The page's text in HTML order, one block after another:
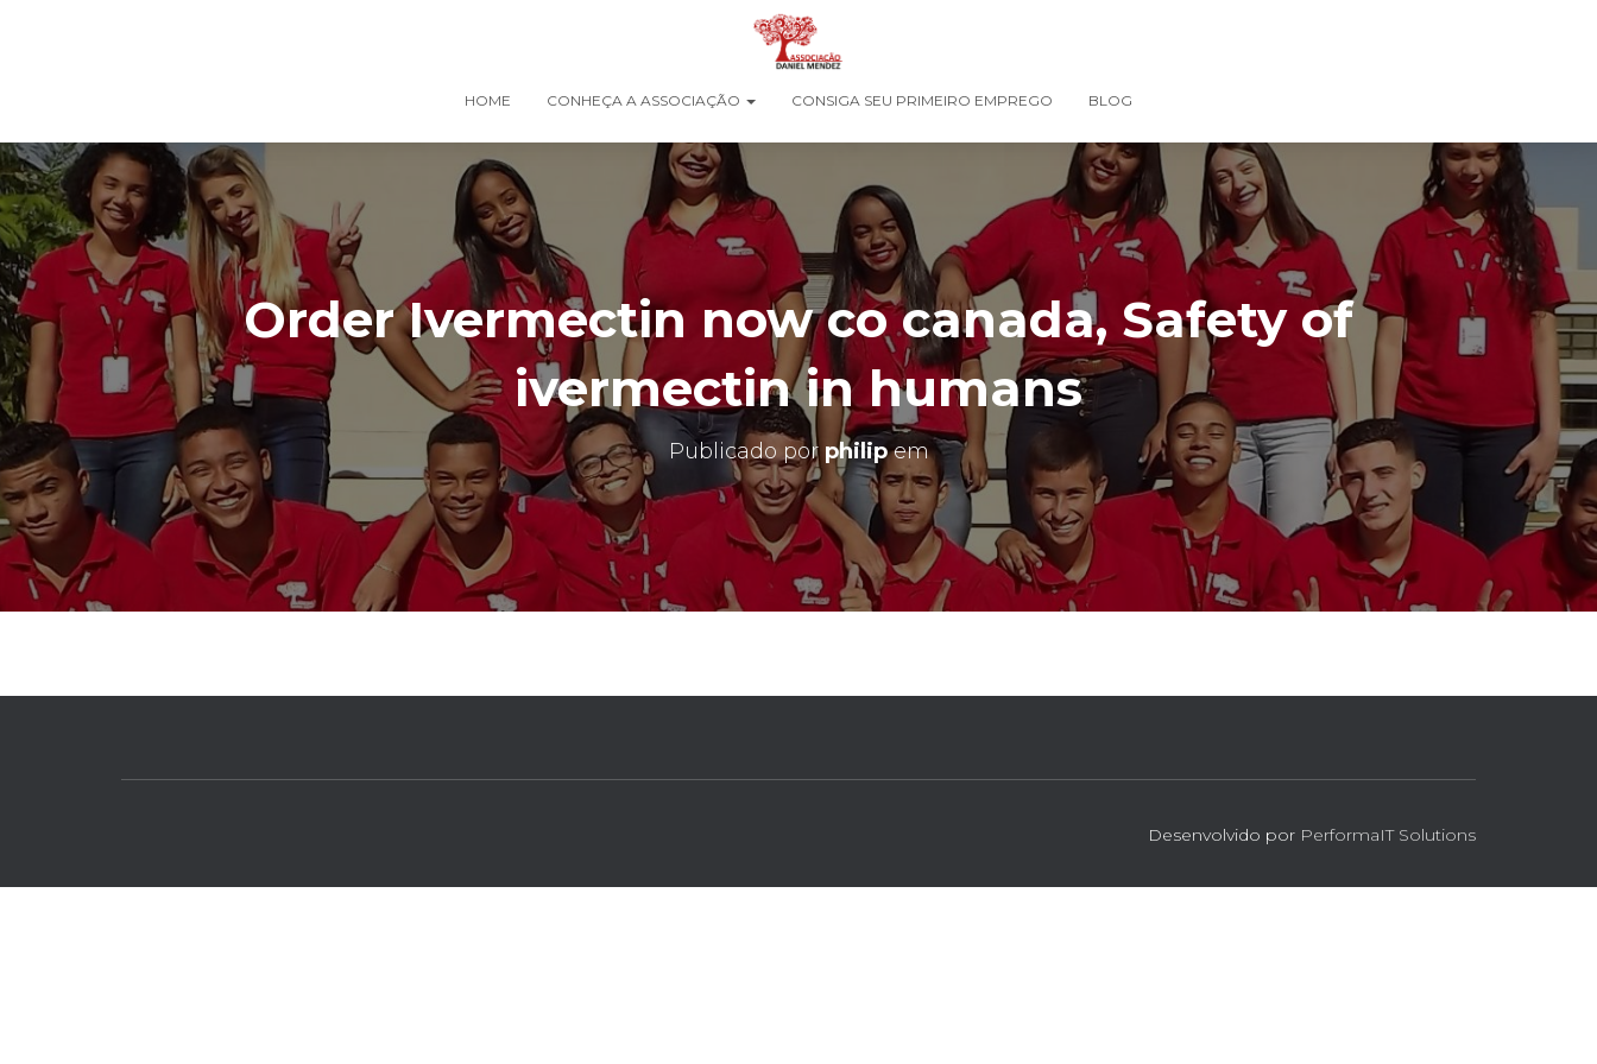
HOME CONHEÇA A ASSOCIAÇÃO CONSIGA SEU PRIMEIRO EMPREGO BLOG
Order Ivermectin now co canada, Safety of
ivermectin in humans
Publicado por philipem
Desenvolvido por PerformaIT Solutions